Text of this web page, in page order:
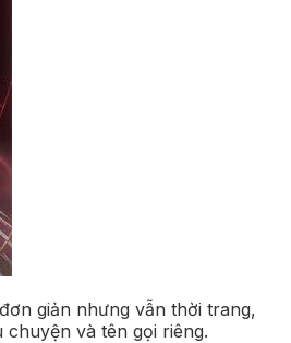
giản nhưng vẫn thời trang,
và tên gọi riêng.